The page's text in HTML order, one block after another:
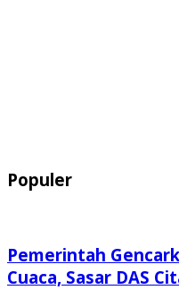
Populer
Pemerintah
Cuaca, Sasar DAS